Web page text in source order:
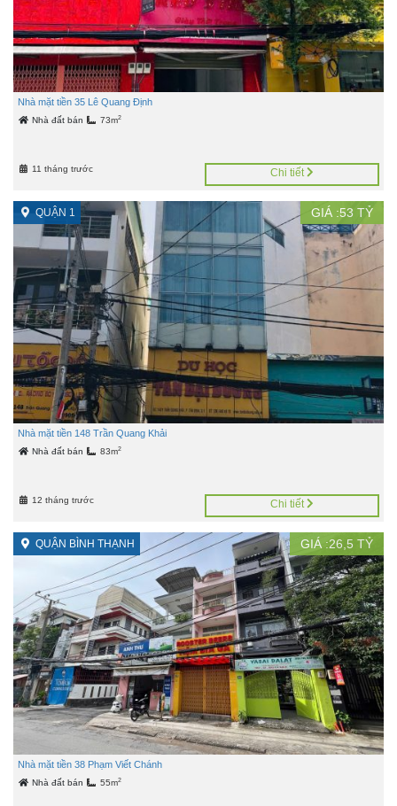
Nhà mặt tiền 35 Lê Quang Định
Nhà đất bán 73m2
11 tháng trước Chi tiết
QUẬN 1 GIÁ :53 TỶ
Nhà mặt tiền 148 Trần Quang Khải
Nhà đất bán 83m2
12 tháng trước Chi tiết
QUẬN BÌNH THẠNH GIÁ :26,5 TỶ
Nhà mặt tiền 38 Phạm Viết Chánh
Nhà đất bán 55m2